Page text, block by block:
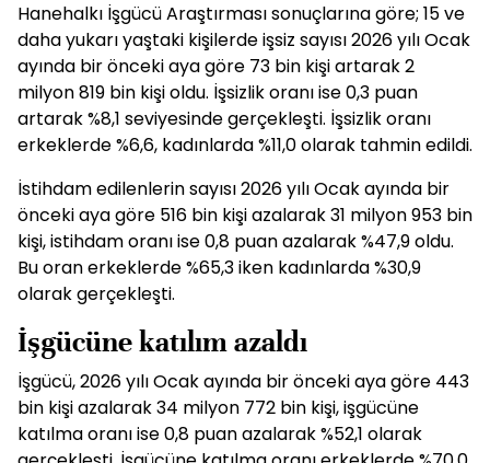
Hanehalkı İşgücü Araştırması sonuçlarına göre; 15 ve
daha yukarı yaştaki kişilerde işsiz sayısı 2026 yılı Ocak
ayında bir önceki aya göre 73 bin kişi artarak 2
milyon 819 bin kişi oldu. İşsizlik oranı ise 0,3 puan
artarak %8,1 seviyesinde gerçekleşti. İşsizlik oranı
erkeklerde %6,6, kadınlarda %11,0 olarak tahmin edildi.
İstihdam edilenlerin sayısı 2026 yılı Ocak ayında bir
önceki aya göre 516 bin kişi azalarak 31 milyon 953 bin
kişi, istihdam oranı ise 0,8 puan azalarak %47,9 oldu.
Bu oran erkeklerde %65,3 iken kadınlarda %30,9
olarak gerçekleşti.
İşgücüne katılım azaldı
İşgücü, 2026 yılı Ocak ayında bir önceki aya göre 443
bin kişi azalarak 34 milyon 772 bin kişi, işgücüne
katılma oranı ise 0,8 puan azalarak %52,1 olarak